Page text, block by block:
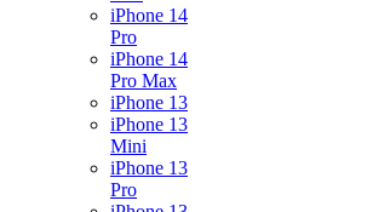
iPhone 14
Pro
iPhone 14
Pro Max
iPhone 13
iPhone 13
Mini
iPhone 13
Pro